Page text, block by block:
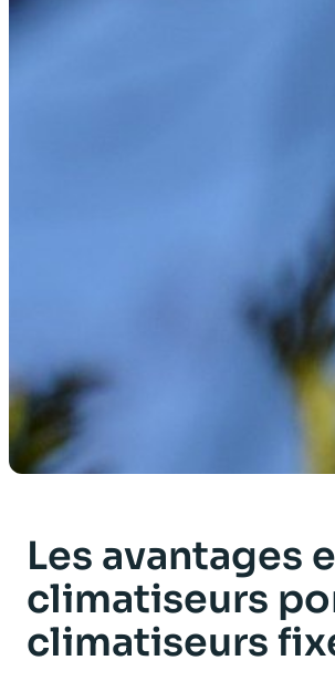
Les avantages
climatiseurs
climatiseurs